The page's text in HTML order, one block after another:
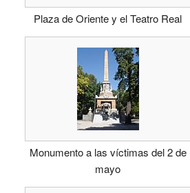
Plaza de Oriente y el Teatro Real
Monumento a las víctimas del 2 de
mayo